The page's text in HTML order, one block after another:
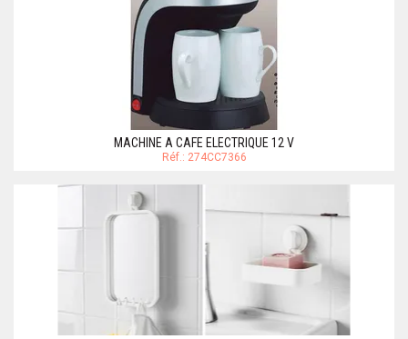
MACHINE A CAFE ELECTRIQUE 12 V
Réf.: 274CC7366